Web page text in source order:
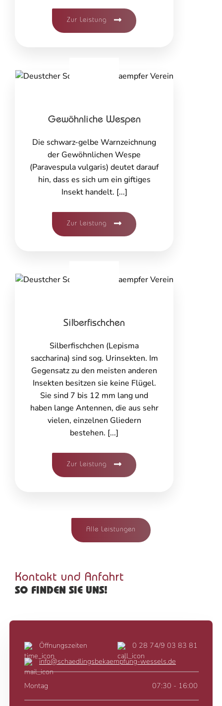
Zur Leistung
Gewöhnliche Wespen
Die schwarz-gelbe Warnzeichnung
der Gewöhnlichen Wespe
(Paravespula vulgaris) deutet darauf
hin, dass es sich um ein giftiges
Insekt handelt. [...]
Zur Leistung
Silberfischchen
Silberfischchen (Lepisma
saccharina) sind sog. Urinsekten. Im
Gegensatz zu den meisten anderen
Insekten besitzen sie keine Flügel.
Sie sind 7 bis 12 mm lang und
haben lange Antennen, die aus sehr
vielen, einzelnen Gliedern
bestehen. [...]
Zur Leistung
Alle Leistungen
Kontakt und Anfahrt
SO FINDEN SIE UNS!
Öffnungszeiten
0 28 74/9 03 83 81
info@schaedlingsbekaempfung-wessels.de
Montag 07:30 - 16:00